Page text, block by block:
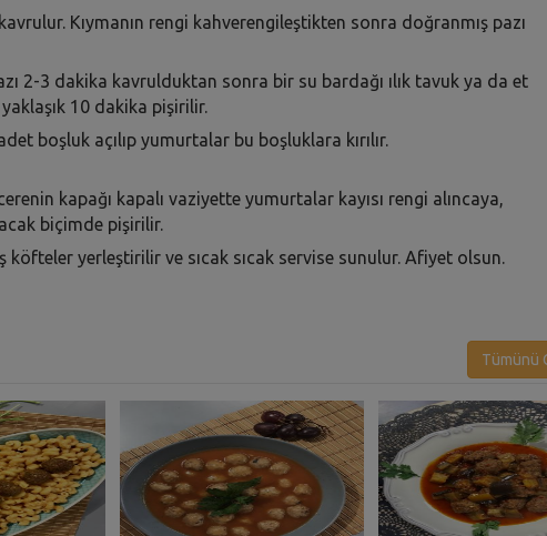
Kıymanın rengi kahverengileştikten sonra doğranmış pazı
2-3 dakika kavrulduktan sonra bir su bardağı ılık tavuk ya da et
10 dakika pişirilir.
boşluk açılıp yumurtalar bu boşluklara kırılır.
kapağı kapalı vaziyette yumurtalar kayısı rengi alıncaya,
biçimde pişirilir.
köfteler yerleştirilir ve sıcak sıcak servise sunulur. Afiyet olsun.
Tümünü